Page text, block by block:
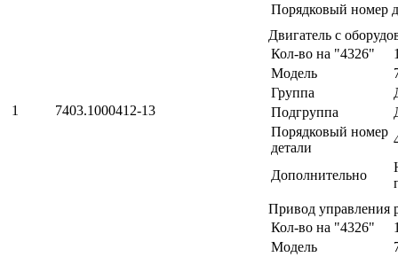
Порядковый номер
1 7403.1000412-13
Двигатель с
Кол-во на "4326"
Модель
Группа
Подгруппа
Порядковый номер
детали
Дополнительно
Привод управления
Кол-во на "4326"
Модель